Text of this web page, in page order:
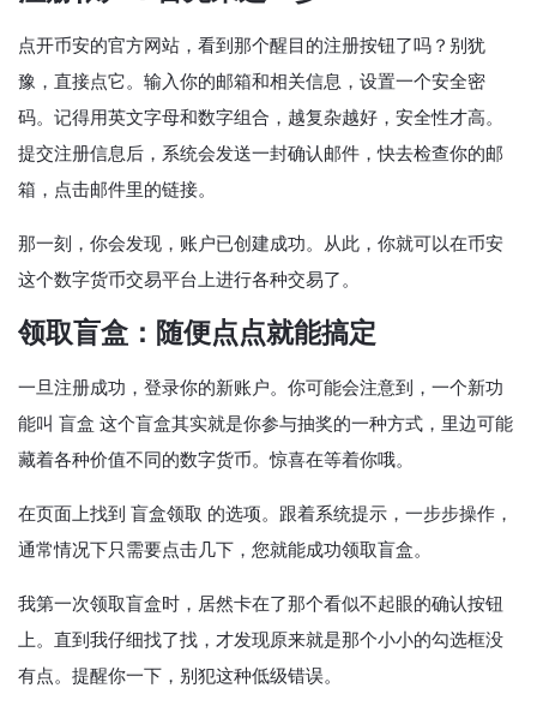
点开币安的官方网站，看到那个醒目的注册按钮了吗？别犹
豫，直接点它。输入你的邮箱和相关信息，设置一个安全密
码。记得用英文字母和数字组合，越复杂越好，安全性才高。
提交注册信息后，系统会发送一封确认邮件，快去检查你的邮
箱，点击邮件里的链接。
那一刻，你会发现，账户已创建成功。从此，你就可以在币安
这个数字货币交易平台上进行各种交易了。
领取盲盒：随便点点就能搞定
一旦注册成功，登录你的新账户。你可能会注意到，一个新功
能叫 盲盒 这个盲盒其实就是你参与抽奖的一种方式，里边可能
藏着各种价值不同的数字货币。惊喜在等着你哦。
在页面上找到 盲盒领取 的选项。跟着系统提示，一步步操作，
通常情况下只需要点击几下，您就能成功领取盲盒。
我第一次领取盲盒时，居然卡在了那个看似不起眼的确认按钮
上。直到我仔细找了找，才发现原来就是那个小小的勾选框没
有点。提醒你一下，别犯这种低级错误。